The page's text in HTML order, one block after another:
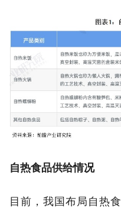
自热食品供给情况
目前，我国布局自热